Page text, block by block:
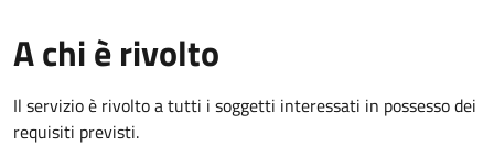
A chi è rivolto
Il servizio è rivolto a tutti i soggetti interessati in possesso dei
requisiti previsti.